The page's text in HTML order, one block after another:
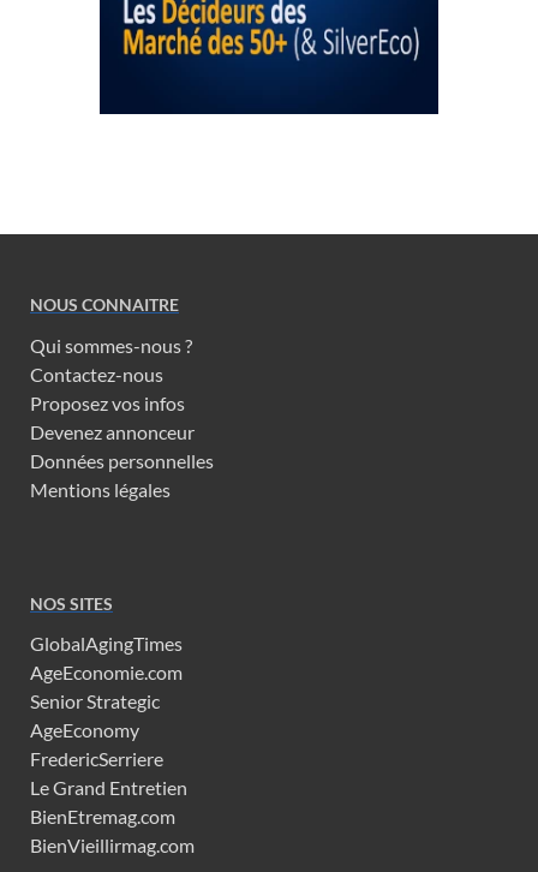
NOUS CONNAITRE
Qui sommes-nous ?
Contactez-nous
Proposez vos infos
Devenez annonceur
Données personnelles
Mentions légales
NOS SITES
GlobalAgingTimes
AgeEconomie.com
Senior Strategic
AgeEconomy
FredericSerriere
Le Grand Entretien
BienEtremag.com
BienVieillirmag.com